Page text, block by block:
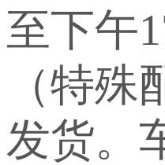
至下午
（特
发货。